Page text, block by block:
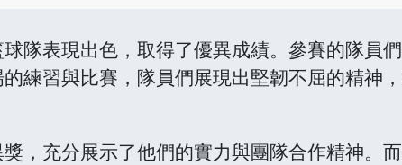
隊表現出色，取得了優異成績。參賽的隊員
練習與比賽，隊員們展現出堅韌不屈的精神
，充分展示了他們的實力與團隊合作精神。